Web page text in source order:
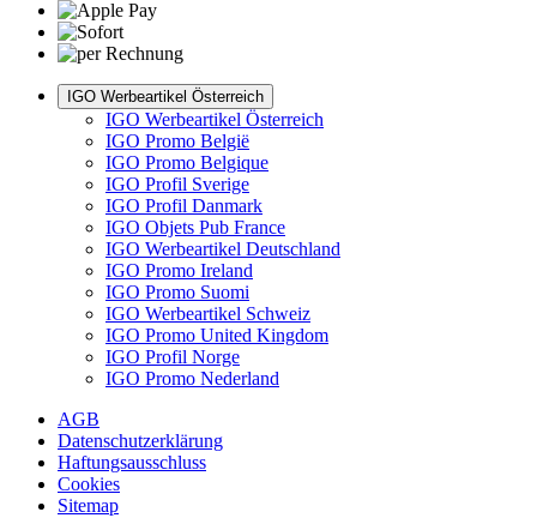
IGO Werbeartikel Österreich
IGO Werbeartikel Österreich
IGO Promo België
IGO Promo Belgique
IGO Profil Sverige
IGO Profil Danmark
IGO Objets Pub France
IGO Werbeartikel Deutschland
IGO Promo Ireland
IGO Promo Suomi
IGO Werbeartikel Schweiz
IGO Promo United Kingdom
IGO Profil Norge
IGO Promo Nederland
AGB
Datenschutzerklärung
Haftungsausschluss
Cookies
Sitemap